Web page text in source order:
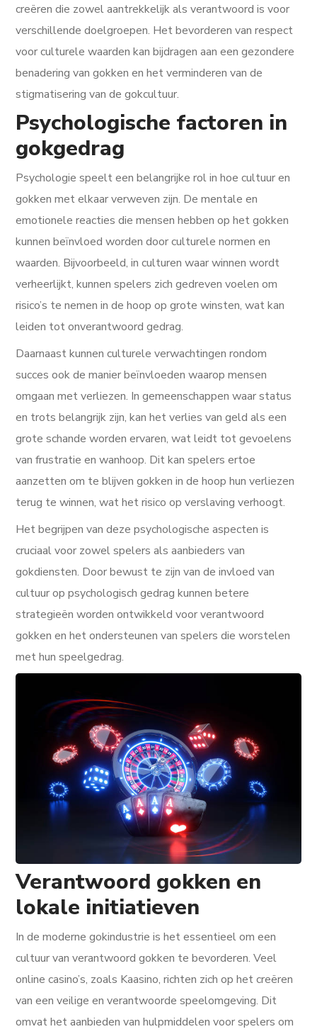
creëren die zowel aantrekkelijk als verantwoord is voor
verschillende doelgroepen. Het bevorderen van respect
voor culturele waarden kan bijdragen aan een gezondere
benadering van gokken en het verminderen van de
stigmatisering van de gokcultuur.
Psychologische factoren in
gokgedrag
Psychologie speelt een belangrijke rol in hoe cultuur en
gokken met elkaar verweven zijn. De mentale en
emotionele reacties die mensen hebben op het gokken
kunnen beïnvloed worden door culturele normen en
waarden. Bijvoorbeeld, in culturen waar winnen wordt
verheerlijkt, kunnen spelers zich gedreven voelen om
risico’s te nemen in de hoop op grote winsten, wat kan
leiden tot onverantwoord gedrag.
Daarnaast kunnen culturele verwachtingen rondom
succes ook de manier beïnvloeden waarop mensen
omgaan met verliezen. In gemeenschappen waar status
en trots belangrijk zijn, kan het verlies van geld als een
grote schande worden ervaren, wat leidt tot gevoelens
van frustratie en wanhoop. Dit kan spelers ertoe
aanzetten om te blijven gokken in de hoop hun verliezen
terug te winnen, wat het risico op verslaving verhoogt.
Het begrijpen van deze psychologische aspecten is
cruciaal voor zowel spelers als aanbieders van
gokdiensten. Door bewust te zijn van de invloed van
cultuur op psychologisch gedrag kunnen betere
strategieën worden ontwikkeld voor verantwoord
gokken en het ondersteunen van spelers die worstelen
met hun speelgedrag.
Verantwoord gokken en
lokale initiatieven
In de moderne gokindustrie is het essentieel om een
cultuur van verantwoord gokken te bevorderen. Veel
online casino’s, zoals Kaasino, richten zich op het creëren
van een veilige en verantwoorde speelomgeving. Dit
omvat het aanbieden van hulpmiddelen voor spelers om